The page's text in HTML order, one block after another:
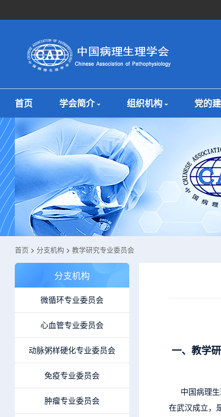
首页 学会简介 组织机构 党的
首页 > 分支机构 > 教学研究专业委员会
分支机构
微循环专业委员会
心血管专业委员会
动脉粥样硬化专业委员会
免疫专业委员会
肿瘤专业委员会
一、教学
中国病理生
在武汉成立，